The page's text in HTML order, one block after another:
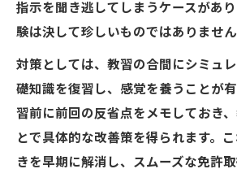
指示を聞き逃してしまうケースがあ
験は決して珍しいものではありません
対策としては、教習の合間にシミュ
礎知識を復習し、感覚を養うことが
習前に前回の反省点をメモしておき
とで具体的な改善策を得られます。
きを早期に解消し、スムーズな免許取